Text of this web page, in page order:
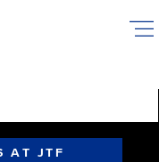
AT JTF